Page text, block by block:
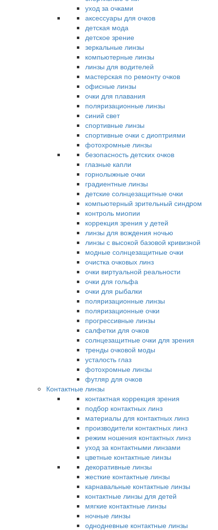
уход за очками
аксессуары для очков
детская мода
детское зрение
зеркальные линзы
компьютерные линзы
линзы для водителей
мастерская по ремонту очков
офисные линзы
очки для плавания
поляризационные линзы
синий свет
спортивные линзы
спортивные очки с диоптриями
фотохромные линзы
безопасность детских очков
глазные капли
горнолыжные очки
градиентные линзы
детские солнцезащитные очки
компьютерный зрительный синдром
контроль миопии
коррекция зрения у детей
линзы для вождения ночью
линзы с высокой базовой кривизной
модные солнцезащитные очки
очистка очковых линз
очки виртуальной реальности
очки для гольфа
очки для рыбалки
поляризационные линзы
поляризационные очки
прогрессивные линзы
салфетки для очков
солнцезащитные очки для зрения
тренды очковой моды
усталость глаз
фотохромные линзы
футляр для очков
Контактные линзы
контактная коррекция зрения
подбор контактных линз
материалы для контактных линз
производители контактных линз
режим ношения контактных линз
уход за контактными линзами
цветные контактные линзы
декоративные линзы
жесткие контактные линзы
карнавальные контактные линзы
контактные линзы для детей
мягкие контактные линзы
ночные линзы
однодневные контактные линзы